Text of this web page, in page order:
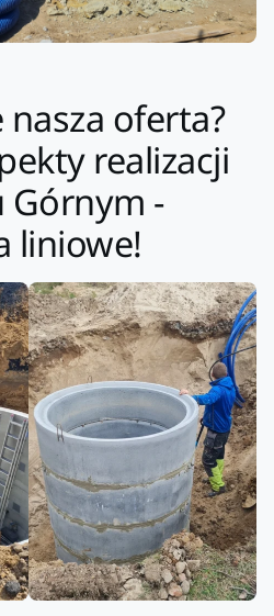
oferta?
realizacji
Górnym -
liniowe!